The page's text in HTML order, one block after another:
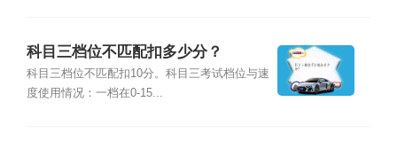
科目三档位不匹配扣多少分？
科目三档位不匹配扣10分。科目三考试档位与速
度使用情况：一档在0-15...